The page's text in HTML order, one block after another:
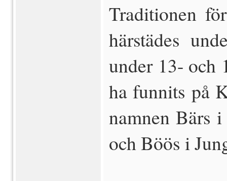
Traditionen
härstädes
under 13- och
ha funnits på
namnen Bärs
och Böös i